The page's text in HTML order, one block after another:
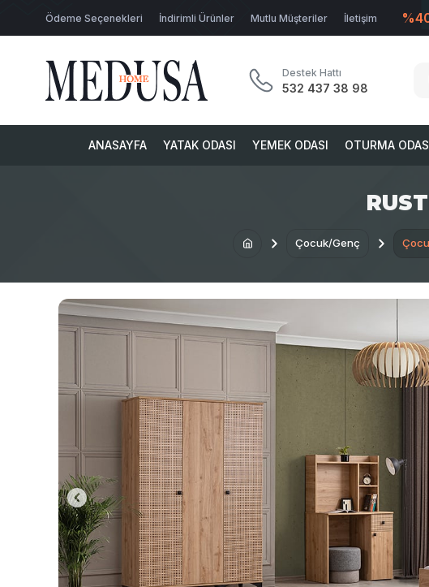
Ödeme Seçenekleri İndirimli Ürünler Mutlu Müşteriler İletişim
Destek Hattı
532 437 38 98
ANASAYFA YATAK ODASI YEMEK ODASI OTURMA
Çocuk/Genç